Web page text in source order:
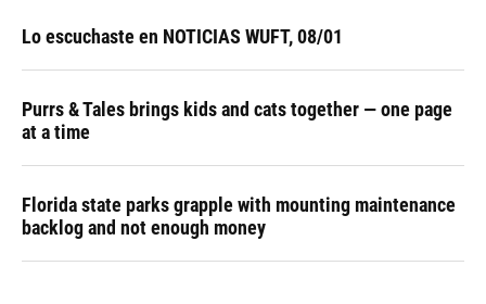
Lo escuchaste en NOTICIAS WUFT, 08/01
Purrs & Tales brings kids and cats together — one page
at a time
Florida state parks grapple with mounting maintenance
backlog and not enough money